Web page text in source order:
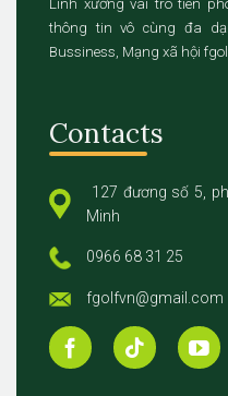
Lĩnh xướng vai trò tiên
thông tin vô cùng đa
Bussiness, Mạng xã hội
Contacts
127 đương số 5,
Minh
0966 68 31 25
fgolfvn@gmail.com